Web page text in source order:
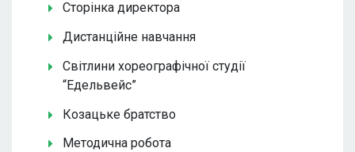
Сторінка директора
Дистанційне навчання
Світлини хореографічної студії
“Едельвейс”
Козацьке братство
Методична робота